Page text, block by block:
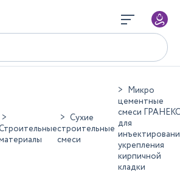
Сухие
строительные
смеси
Микро
цементные
смеси ГРАНЕКС
для
укрепления
кирпичной
кладки